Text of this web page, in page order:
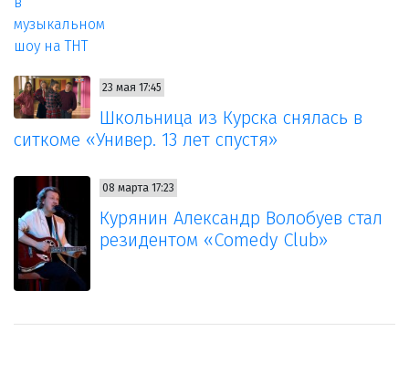
23 мая 17:45
Школьница из Курска снялась в
ситкоме «Универ. 13 лет спустя»
08 марта 17:23
Курянин Александр Волобуев стал
резидентом «Comedy Club»